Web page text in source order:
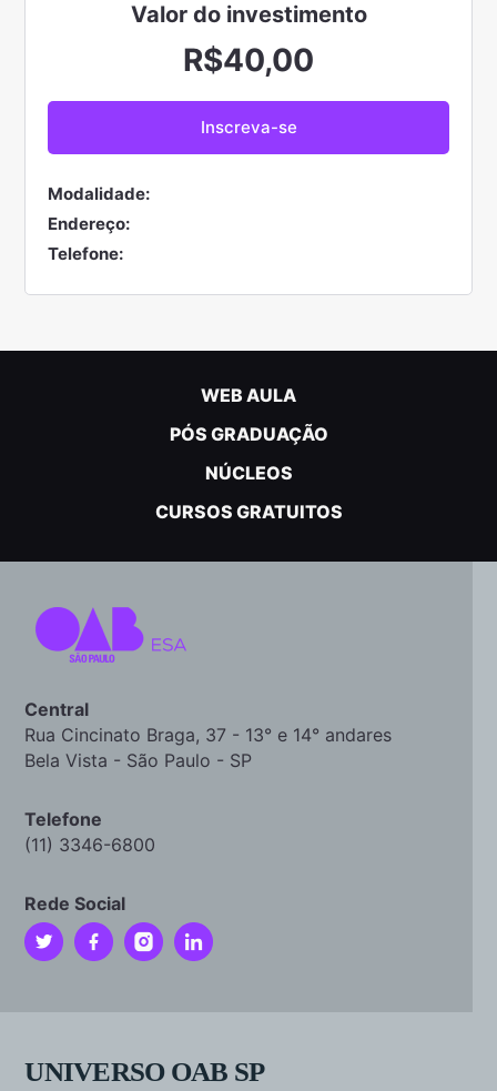
Valor do investimento
R$40,00
Modalidade:
Endereço:
Telefone:
WEB AULA
PÓS GRADUAÇÃO
NÚCLEOS
CURSOS GRATUITOS
Central
Rua Cincinato Braga, 37 - 13° e 14° andares
Bela Vista - São Paulo - SP
Telefone
(11) 3346-6800
Rede Social
UNIVERSO OAB SP